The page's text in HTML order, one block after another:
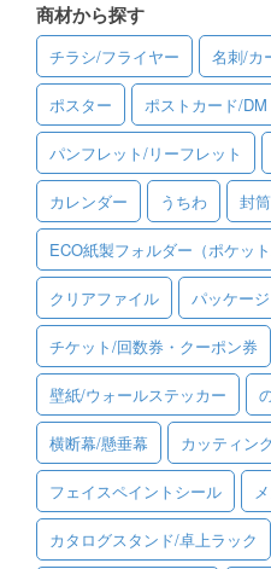
写真からイラスト作
デザイン制作例
ご利用料金
ご利用ガイド
ご利用の流れ
ご注文方法について
キャンセルについて
FAQ（よくあるご質
資料をダウンロード
ご利用規約
お見積り・お問合せ
商材から探す
チラシ/フライヤー 名刺/カ
ポスター ポストカード/
パンフレット/リーフレット
カレンダー うちわ 封筒
ECO紙製フォルダー（ポケット
クリアファイル パッケージ
チケット/回数券・クーポン券
壁紙/ウォールステッカー
横断幕/懸垂幕 カッティン
フェイスペイントシール
カタログスタンド/卓上ラック